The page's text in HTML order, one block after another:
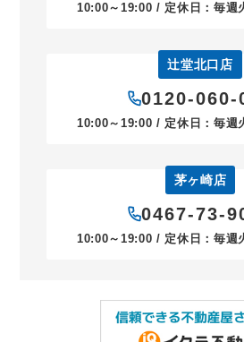
10:00～19:00 / 定休日：毎週
辻堂北口店
0120-060-
10:00～19:00 / 定休日：毎週
茅ヶ崎店
0467-73-
10:00～19:00 / 定休日：毎週